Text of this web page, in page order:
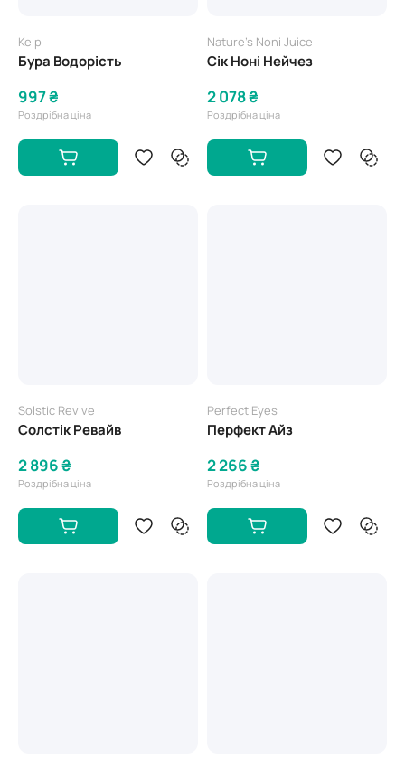
Kelp
Бура Водорість
997 ₴
Роздрібна ціна
Nature's Noni Juice
Сік Ноні Нейчез
2 078 ₴
Роздрібна ціна
Solstic Revive
Солстік Ревайв
2 896 ₴
Роздрібна ціна
Perfect Eyes
Перфект Айз
2 266 ₴
Роздрібна ціна